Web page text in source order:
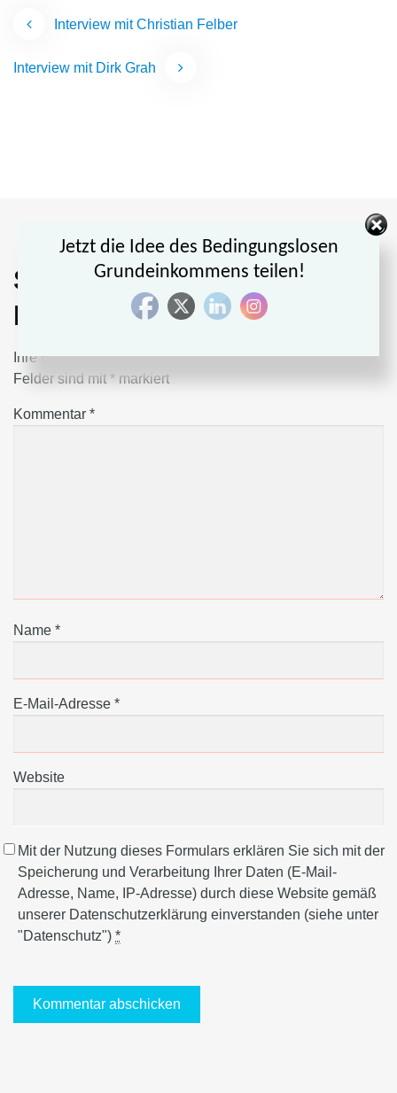
Beitragsnavigation
Interview mit Christian Felber
Interview mit Dirk Grah
Schreiben Sie einen
Kommentar
Ihre E-Mail-Adresse wird nicht veröffentlicht. Erforderliche
Felder sind mit * markiert
Kommentar *
Name *
E-Mail-Adresse *
Website
Mit der Nutzung dieses Formulars erklären Sie sich mit der
Speicherung und Verarbeitung Ihrer Daten (E-Mail-
Adresse, Name, IP-Adresse) durch diese Website gemäß
unserer Datenschutzerklärung einverstanden (siehe unter
"Datenschutz") *
Jetzt die Idee des Bedingungslosen
Grundeinkommens teilen!